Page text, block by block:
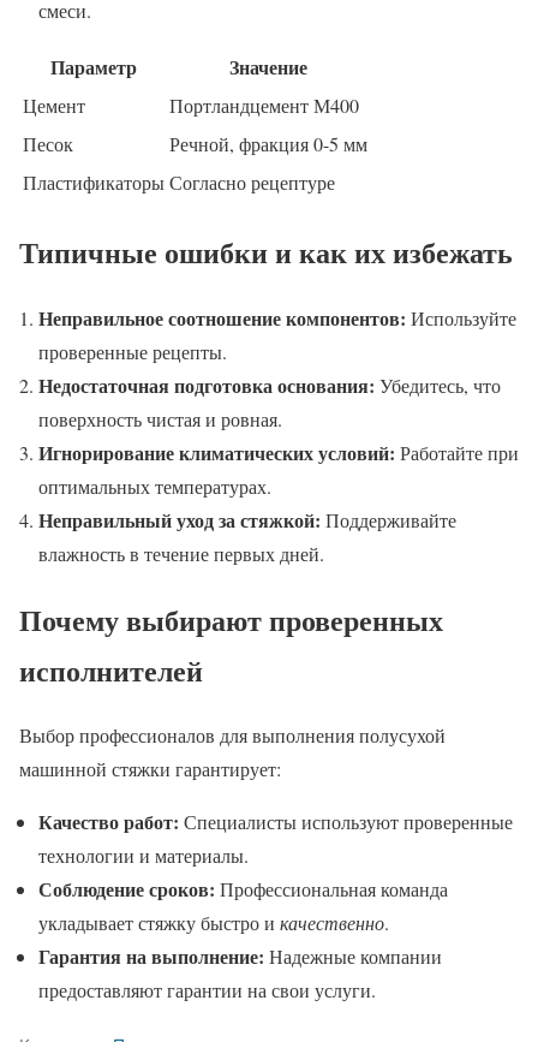
смеси.
Параметр Значение
Цемент
Портландцемент М400
Песок
Речной, фракция 0-5 мм
ПластификаторыСогласно рецептуре
Типичные ошибки и как их избежать
Неправильное соотношение компонентов: Используйте
проверенные рецепты.
Недостаточная подготовка основания: Убедитесь, что
поверхность чистая и ровная.
Игнорирование климатических условий: Работайте при
оптимальных температурах.
Неправильный уход за стяжкой: Поддерживайте
влажность в течение первых дней.
Почему выбирают проверенных
исполнителей
Выбор профессионалов для выполнения полусухой
машинной стяжки гарантирует:
Качество работ: Специалисты используют проверенные
технологии и материалы.
Соблюдение сроков: Профессиональная команда
укладывает стяжку быстро и качественно.
Гарантия на выполнение: Надежные компании
предоставляют гарантии на свои услуги.